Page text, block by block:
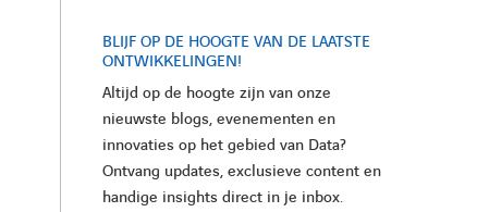
BLIJF OP DE HOOGTE VAN DE LAATSTE
ONTWIKKELINGEN!
Altijd op de hoogte zijn van onze
nieuwste blogs, evenementen en
innovaties op het gebied van Data?
Ontvang updates, exclusieve content en
handige insights direct in je inbox.